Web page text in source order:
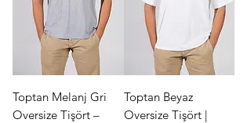
Toptan Melanj Gri
Oversize Tişört –
Toptan Beyaz
Oversize Tişört |